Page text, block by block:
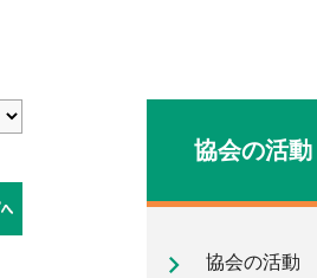
所在地（本部・支部）
信頼回復に向けた取り組み
協会の活
協会の活動